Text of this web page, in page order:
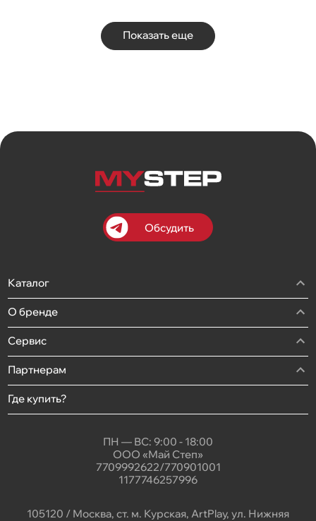
Показать еще
Обсудить
Каталог
О бренде
Сервис
Партнерам
Где купить?
ПН — ВС: 9:00 - 18:00
ООО «Май Степ»
7709992622/770901001
1177746257996
105120 / Москва, ст. м. Курская, ArtPlay, ул. Нижняя